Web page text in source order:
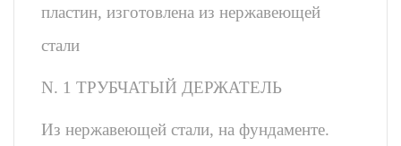
пластин, изготовлена из нержавеющей
стали
N. 1 ТРУБЧАТЫЙ ДЕРЖАТЕЛЬ
Из нержавеющей стали, на фундаменте.